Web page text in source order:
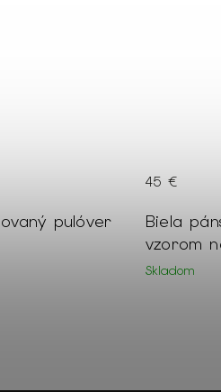
s jemným
cm 21586
Skladom
45 €